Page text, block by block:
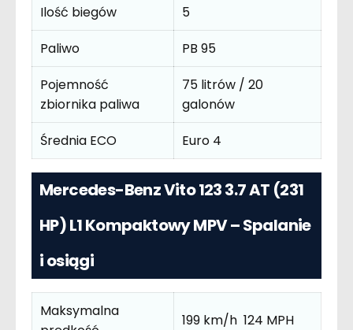
Ilość biegów
5
Paliwo
PB 95
Pojemność
zbiornika paliwa
75 litrów / 20
galonów
Średnia ECO
Euro 4
Mercedes-Benz Vito 123 3.7 AT (231
HP) L1 Kompaktowy MPV – Spalanie
i osiągi
Maksymalna
199 km/h 124 MPH